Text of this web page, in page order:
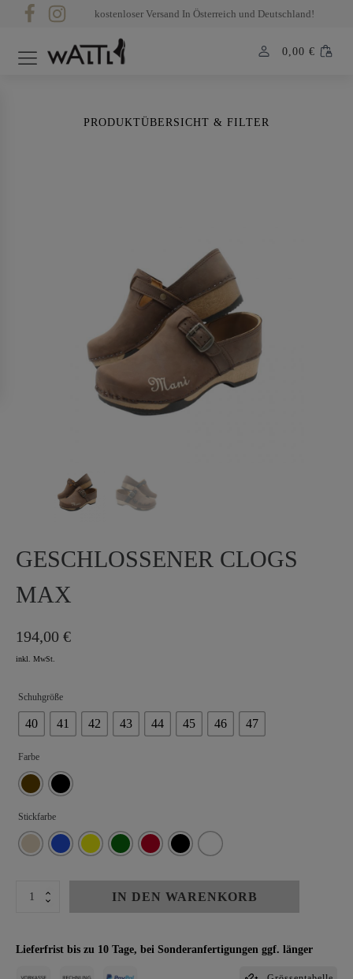
kostenloser Versand In Österreich und Deutschland!
0,00 €
PRODUKTÜBERSICHT & FILTER
GESCHLOSSENER CLOGS
MAX
194,00 €
Schuhgröße
40 41 42 43 44 45 46 47
Farbe
Stickfarbe
GESCHLOSSENER
IN DEN WARENKORB
Lieferfrist bis zu 10 Tage, bei Sonderanfertigungen ggf. länger